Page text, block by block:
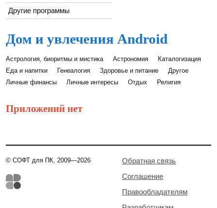
Другие программы
Дом и увлечения Android
Астрология, биоритмы и мистика Астрономия
Каталогизация
Еда и напитки
Генеалогия Здоровье и питание
Другое
Личные финансы
Личные интересы Отдых Религия
Приложений нет
© СОФТ для ПК, 2009—2026
Обратная связь
Соглашение
Правообладателям